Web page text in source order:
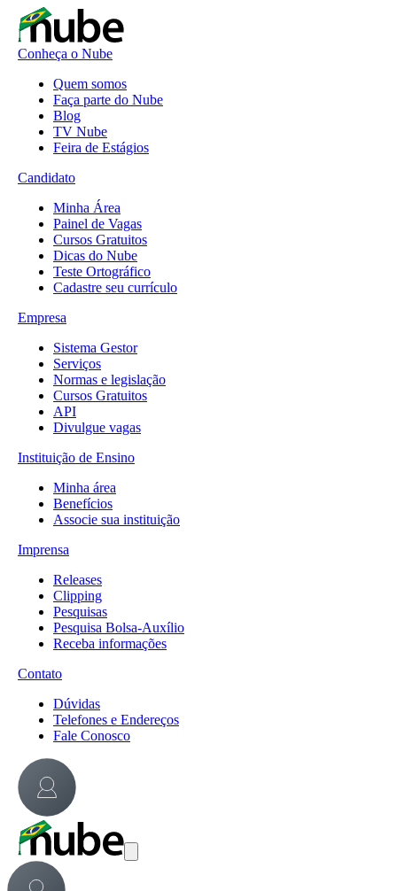
Conheça o Nube
Quem somos
Faça parte do Nube
Blog
TV Nube
Feira de Estágios
Candidato
Minha Área
Painel de Vagas
Cursos Gratuitos
Dicas do Nube
Teste Ortográfico
Cadastre seu currículo
Empresa
Sistema Gestor
Serviços
Normas e legislação
Cursos Gratuitos
API
Divulgue vagas
Instituição de Ensino
Minha área
Benefícios
Associe sua instituição
Imprensa
Releases
Clipping
Pesquisas
Pesquisa Bolsa-Auxílio
Receba informações
Contato
Dúvidas
Telefones e Endereços
Fale Conosco